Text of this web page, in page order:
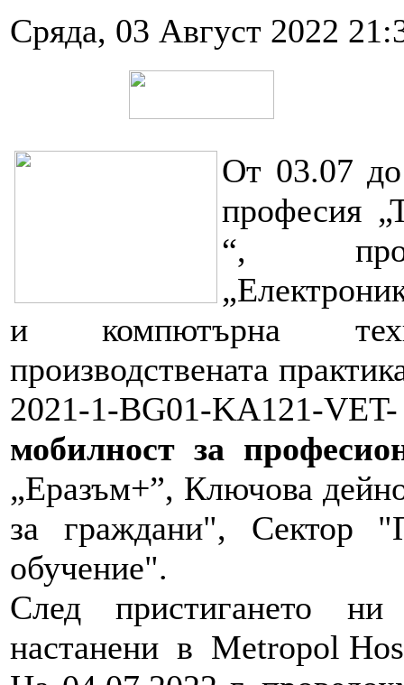
Сряда, 03 Август 2022
От 03.07
професия
“,
и компютърна
производствената
2021-1-BG01-KA121-
мобилност за
„Еразъм+”, Ключова
за граждани", Сектор
обучение".
След пристигането
настанени в Metropol